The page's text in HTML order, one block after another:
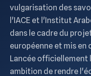
vulgarisation des
l'IACE et l'Institut
dans le cadre du
européenne et mis en
Lancée officiellement
ambition de rendre